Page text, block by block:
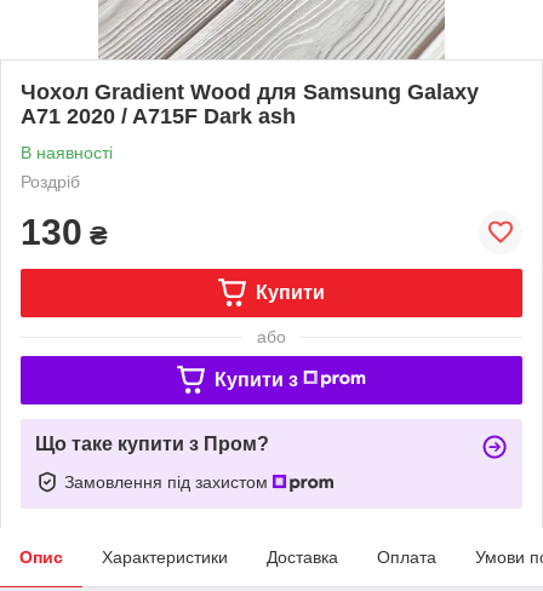
Чохол Gradient Wood для Samsung Galaxy
A71 2020 / A715F Dark ash
В наявності
Роздріб
130 ₴
Купити
або
Купити з
Що таке купити з Пром?
Замовлення під захистом
Опис Характеристики Доставка Оплата Умови